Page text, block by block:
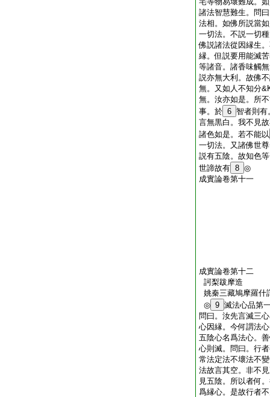
諸法智慧難生。問
法相。如佛所説當
一切法。不説一切
佛説諸法從因縁生
縁。但説要用能滅
等諸音。諸香味觸
説亦無大利。故佛
無。又如人不知分
無。汝亦如是。所
事。於 6 智者則有
言無黒白。我不見
諸色如是。若不能以
一切法。又諸佛世
説有五陰。故知色
世諦故有 8 ◎
成實論卷第十一
成實論卷第十二
訶梨跋摩造
姚秦三藏鳩摩羅什
◎ 9 滅法心品第
問曰。汝先言滅三
心因縁。今何謂法
五陰心名爲法心。
心則滅。問曰。行
常法定法不壞法不
法故言其空。非不
見五陰。所以者何
爲縁心。是故行者